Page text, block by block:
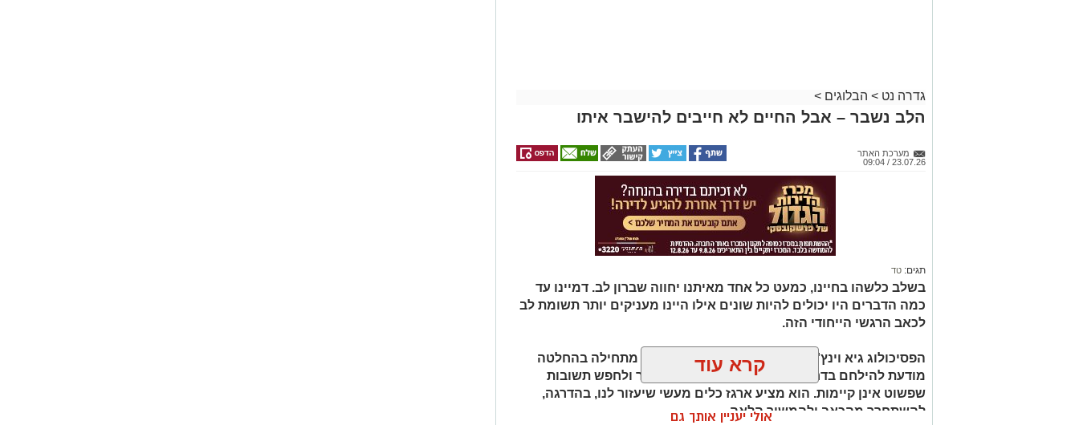
גדרה נט > הבלוגים >
הלב נשבר – אבל החיים לא חייבים להישבר איתו
מערכת האתר
23.07.26 / 09:04
תגים: טד
בשלב כלשהו בחיינו, כמעט כל אחד מאיתנו יחווה שברון לב. דמיינו עד
כמה הדברים היו יכולים להיות שונים אילו היינו מעניקים יותר תשומת לב
לכאב הרגשי הייחודי הזה.
הפסיכולוג גיא וינץ' מסביר כי ההחלמה משברון לב מתחילה בהחלטה
מודעת להילחם בדחף הטבעי שלנו לייפות את העבר ולחפש תשובות
שפשוט אינן קיימות. הוא מציע ארגז כלים מעשי שיעזור לנו, בהדרגה,
להשתחרר מהכאב ולהמשיך הלאה.
קרא עוד
אולי יעניין אותך גם